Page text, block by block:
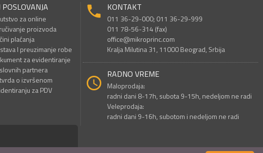
za online
proizvoda
plaćanja
I preuzimanje robe
za evidentiranje
partnera
o izvršenom
za PDV
KONTAKT
011 36-29-000; 011 36-29-999
011 78-56-314 (fax)
office@mikroprinc.com
Kralja Milutina 31, 11000 Beograd, Srbija
RADNO VREME
Maloprodaja:
radni dani 8-17h, subota 9-15h, nedeljom ne radi
Veleprodaja:
radni dani 9-16h, subotom i nedeljom ne radi